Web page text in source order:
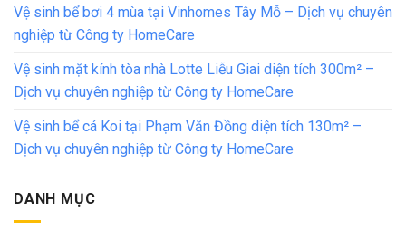
Vệ sinh bể bơi 4 mùa tại Vinhomes Tây Mỗ – Dịch vụ chuyên
nghiệp từ Công ty HomeCare
Vệ sinh mặt kính tòa nhà Lotte Liễu Giai diện tích 300m² –
Dịch vụ chuyên nghiệp từ Công ty HomeCare
Vệ sinh bể cá Koi tại Phạm Văn Đồng diện tích 130m² –
Dịch vụ chuyên nghiệp từ Công ty HomeCare
DANH MỤC